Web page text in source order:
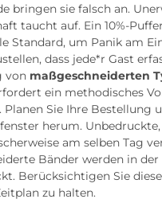
bringen sie falsch an.
taucht auf. Ein 10%-
Standard, um Panik am
dass jede*r Gast
von maßgeschneiderten
ein methodisches
Planen Sie Ihre Bestellung
herum.
am selben Tag
Bänder werden in
Berücksichtigen Sie
zu halten.